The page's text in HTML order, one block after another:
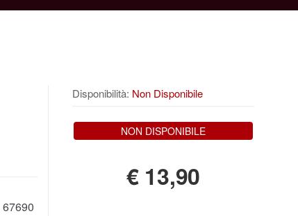
67690
Disponibilità: Non Disponibile
NON DISPONIBILE
€ 13,90